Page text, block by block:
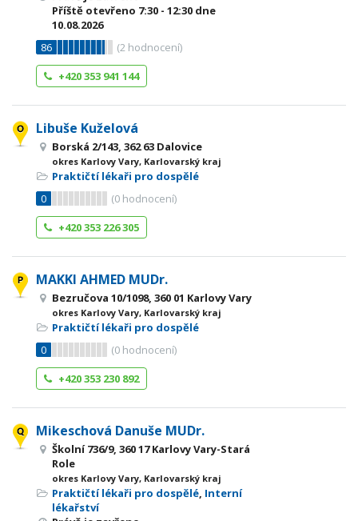
Příště otevřeno 7:30 - 12:30 dne
10.08.2026
86
(2 hodnocení)
+420 353 941 144
Libuše Kuželová
Borská 2/143, 362 63 Dalovice
okres Karlovy Vary, Karlovarský kraj
Praktičtí lékaři pro dospělé
0
(0 hodnocení)
+420 353 226 305
MAKKI AHMED MUDr.
Bezručova 10/1098, 360 01 Karlovy Vary
okres Karlovy Vary, Karlovarský kraj
Praktičtí lékaři pro dospělé
0
(0 hodnocení)
+420 353 230 892
Mikeschová Danuše MUDr.
Školní 736/9, 360 17 Karlovy Vary-Stará
Role
okres Karlovy Vary, Karlovarský kraj
Praktičtí lékaři pro dospělé, Interní
lékařství